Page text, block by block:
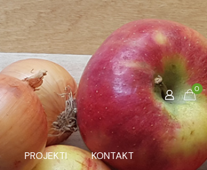
PROJEKTI KONTAKT
0